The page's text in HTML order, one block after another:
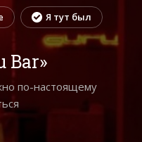
Я тут был
Bar»
по-настоящему